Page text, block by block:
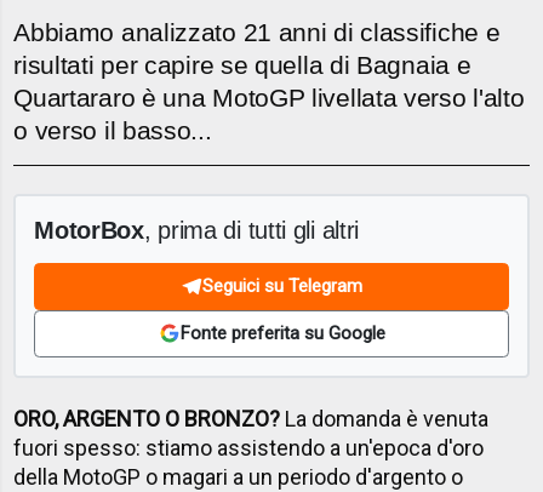
Abbiamo analizzato 21 anni di classifiche e
risultati per capire se quella di Bagnaia e
Quartararo è una MotoGP livellata verso l'alto
o verso il basso...
MotorBox, prima di tutti gli altri
Seguici su Telegram
Fonte preferita su Google
ORO, ARGENTO O BRONZO? La domanda è venuta
fuori spesso: stiamo assistendo a un'epoca d'oro
della MotoGP o magari a un periodo d'argento o